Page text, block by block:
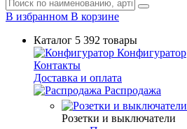
В избранном В корзине
Каталог 5 392 товары
Конфигуратор
Контакты
Доставка и оплата
Распродажа
Розетки и выключатели